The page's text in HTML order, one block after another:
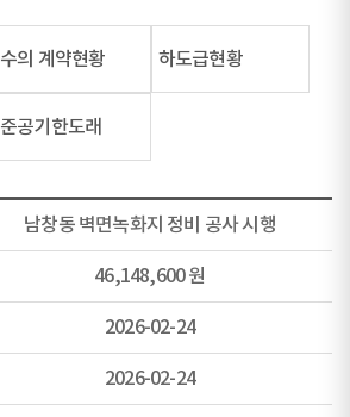
수의 계약현황 하도급현황
준공기한도래
남창동 벽면녹화지 정비 공사 시행
46,148,600 원
2026-02-24
2026-02-24